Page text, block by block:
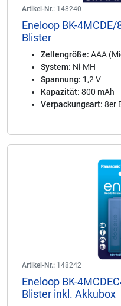
Artikel-Nr.: 148240
Eneloop BK-
Blister
Zellengröße: AAA
System: Ni-MH
Spannung: 1,2 V
Kapazität: 800 mAh
Verpackungsart: 8er
Artikel-Nr.: 148242
Eneloop BK-
Blister inkl. Akkubox